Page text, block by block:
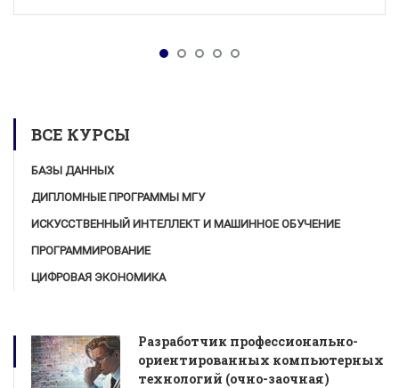
ВСЕ КУРСЫ
БАЗЫ ДАННЫХ
ДИПЛОМНЫЕ ПРОГРАММЫ МГУ
ИСКУССТВЕННЫЙ ИНТЕЛЛЕКТ И МАШИННОЕ ОБУЧЕНИЕ
ПРОГРАММИРОВАНИЕ
ЦИФРОВАЯ ЭКОНОМИКА
Разработчик профессионально-
ориентированных компьютерных
технологий (очно-заочная)